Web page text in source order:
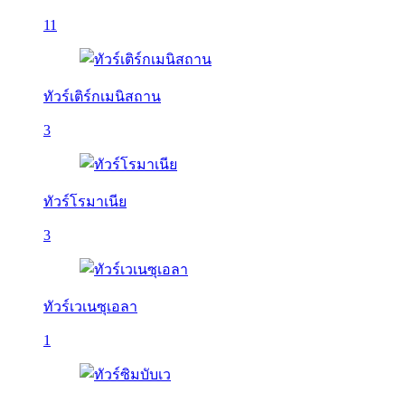
11
ทัวร์เติร์กเมนิสถาน
3
ทัวร์โรมาเนีย
3
ทัวร์เวเนซุเอลา
1